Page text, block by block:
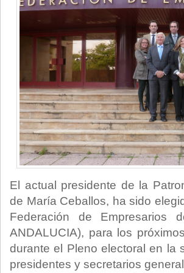
El actual presidente de la
de María Ceballos, ha sido
Federación de Empresarios
ANDALUCIA), para los
durante el Pleno electoral en la
presidentes y secretarios